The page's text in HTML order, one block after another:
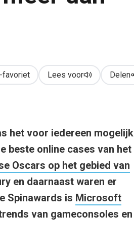
favoriet Lees voor Delen
het voor iedereen mogelijk
beste online cases van het
Oscars op het gebied van
en daarnaast waren er
Spinawards is Microsoft
van gameconsoles en